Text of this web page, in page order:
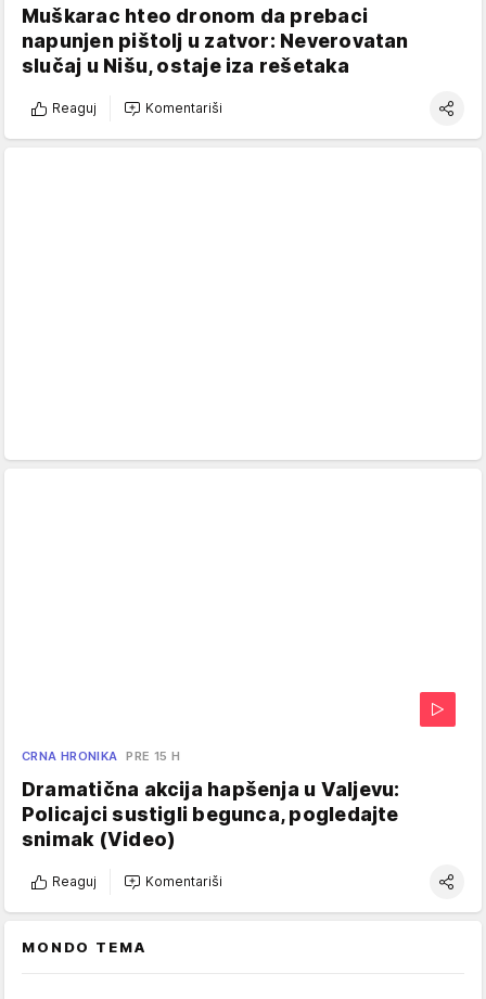
Muškarac hteo dronom da prebaci
napunjen pištolj u zatvor: Neverovatan
slučaj u Nišu, ostaje iza rešetaka
Reaguj Komentariši
CRNA HRONIKA PRE 15 H
Dramatična akcija hapšenja u Valjevu:
Policajci sustigli begunca, pogledajte
snimak (Video)
Reaguj Komentariši
MONDO TEMA